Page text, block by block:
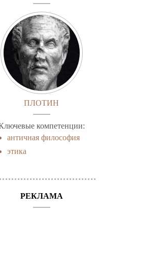
ПЛОТИН
компетенции:
античная философия
этика
РЕКЛАМА